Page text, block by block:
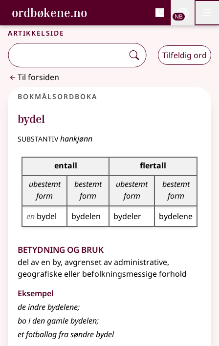
Gå til hovedinnhold
Tilgjengelighet
ordbøkene.no, Bokmålsordboka og
Bokmålsordboka og Nynorskordboka
NB
Artikkelside
Tilfeldig ord
Til forsiden
Bokmålsordboka
bydel
substantivhankjønn
Bøyingstabell for dette substantivet
entall
flertall
ubestemt
form
bestemt
form
ubestemt
form
bestemt
form
en bydel bydelen bydeler bydelene
Betydning og bruk
del av en by, avgrenset av administrative,
geografiske eller befolkningsmessige forhold
Eksempel
de indrebydelene;
bo i den gamle bydelen;
et fotballag fra søndre bydel